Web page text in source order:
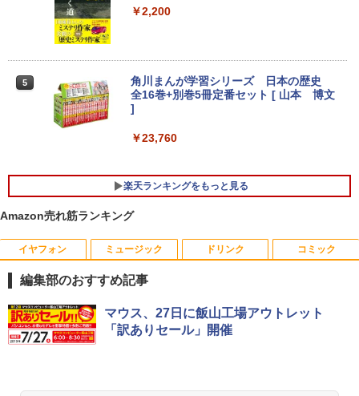
トパソコン 15.6 テンキー付き｜ノートパ
ソコン Microsoft Office付き｜ノートパ
￥19,800
【今だけ】全品ポイント10倍 お買い物マ
ラソン★8/4～8/11★中古パソコン ノー
トPC NEC VersaPro VX-4 PC-VKT16XZ
古SSD 2.5インチ128GB / 256GB / 512G
B Windows11 Pro 64bit【送料無料】
【1年保証】
5
【1500円OFFクーポン】【テンキー&Wi
GB メモリ8GB Core i3 第8世代 Micros
oft Office付き Windows11 Lenovo Thi
￥49,800
4
【★最大100%ポイント】【Win11正式対
応】Dell OptiPlex 3070 SFF/第9世代 Co
re i5/メモリ:8GB/16GB/32GB/SSD:256
GB/512GB/1TB/USB 3.1/DP/HDMI/Wi-fi/
2画面出力/Windows11/Windows10/Offi
ce/中古 デスクトップ デスクトップPC
￥37,800
HDMI Core i5 12400 メモリー16GB 高
速SSD256GB+HDD500GB DVDマルチ
デスクトップパソコン【中古】【30日保
証】20007027
￥59,800
イ 液晶モニター 【展示品特価】
4
【お買い物マラソ開催中！P最大31.5%還
元】五年保証 白 モバイルモニター 15.6
インチ FHD 1920×1080 1080P Fast IPS
パネル PU保護カバー付き 非光沢 1200:1
高コントラスト 超軽量 640g スピーカー
スマホ対応 MFP156T1F
5
【楽天1位!1,600円OFFクーポン 8/4 20:
00-8/11 01:59】Xiaomi Monitor A24i 20
26 ディスプレイ 1080P 23.8インチ 144
万色 300nits ΔE＜1 低ブルーライト 大
画面 TÜV認証 目にやさしい 調整可能な
￥2,200
5
角川まんが学習シリーズ 日本の歴史
全16巻+別巻5冊定番セット [ 山本 博文
]
￥23,760
楽天ランキングをもっと見る
Amazon売れ筋ランキング
イヤフォン
Anker Soundcore P40i オフホワイト
￥7,990
ミュージック
BRUCE WAYNE feat. Flo Milli, ATL Jacob
[Explicit]
ドリンク
【Amazon.co.jp限定】 い・ろ・は・す 2L P
ET ラベルレス ×8本
コミック
薬屋のひとりごと 17巻 (デジタル版ビッグガ
ンガンコミックス)
編集部のおすすめ記事
マウス、27日に飯山工場アウトレット
「訳ありセール」開催